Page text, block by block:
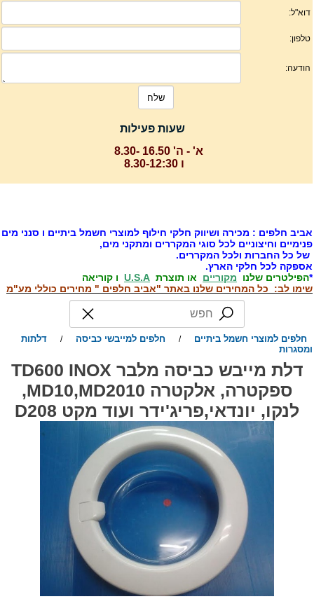
שעות פעילות
א' - ה' 16.50 -8.30
ו 8.30-12:30
חלפים : מכירה ושיווק חלקי חילוף למוצרי חשמל ביתיים ו סנני מים
וחיצוניים לכל סוגי המקררים ומתקני מים,
כל החברות ולכל המקררים.
לכל חלקי הארץ.
הפילטרים שלנו מקורייםאו תוצרת U.S.Aו קוריאה
לב: כל המחירים שלנו באתר "אביב חלפים " מחירים כוללי מע"מ
חלפים למוצרי חשמל ביתיים חלפים למייבשי כביסה
דלתות
דלת מייבש כביסה מלבר TD600 INOX
ספקטרה, אלקטרה MD10,MD2010,
לנקו, יונדאי,פריג'ידר ועוד מקט D208